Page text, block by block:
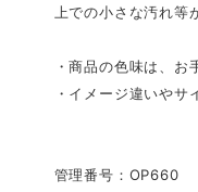
上での小さな汚れ等
・商品の色味は、お
・イメージ違いやサ
管理番号：OP660